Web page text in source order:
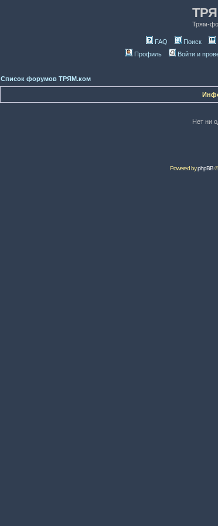
Трям-
FAQ Поиск
Профиль
Войти и
Список форумов ТРЯМ.ком
Нет ни
Powered byphpBB©